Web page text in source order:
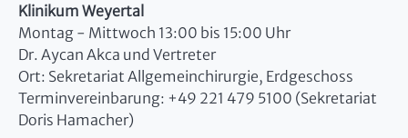
Klinikum Weyertal
Montag - Mittwoch 13:00 bis 15:00 Uhr
Dr. Aycan Akca und Vertreter
Ort: Sekretariat Allgemeinchirurgie, Erdgeschoss
Terminvereinbarung: +49 221 479 5100 (Sekretariat
Doris Hamacher)